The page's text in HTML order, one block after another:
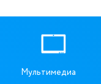
Мультимедиа